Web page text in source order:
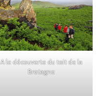
A le découverte du toit de la
Bretagne